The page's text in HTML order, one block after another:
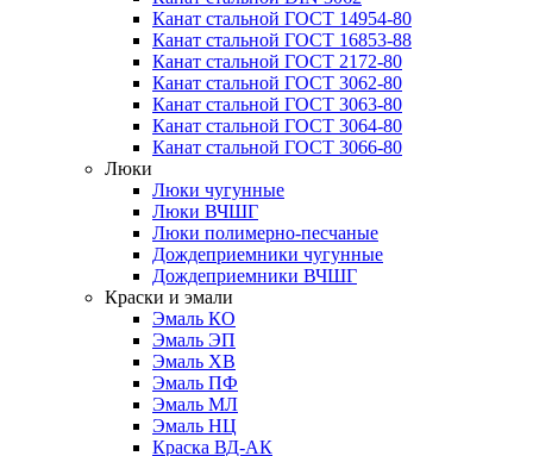
Канат стальной ГОСТ 14954-80
Канат стальной ГОСТ 16853-88
Канат стальной ГОСТ 2172-80
Канат стальной ГОСТ 3062-80
Канат стальной ГОСТ 3063-80
Канат стальной ГОСТ 3064-80
Канат стальной ГОСТ 3066-80
Люки
Люки чугунные
Люки ВЧШГ
Люки полимерно-песчаные
Дождеприемники чугунные
Дождеприемники ВЧШГ
Краски и эмали
Эмаль КО
Эмаль ЭП
Эмаль ХВ
Эмаль ПФ
Эмаль МЛ
Эмаль НЦ
Краска ВД-АК